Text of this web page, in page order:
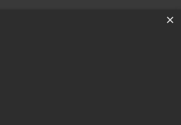
Portuale del Mare
×